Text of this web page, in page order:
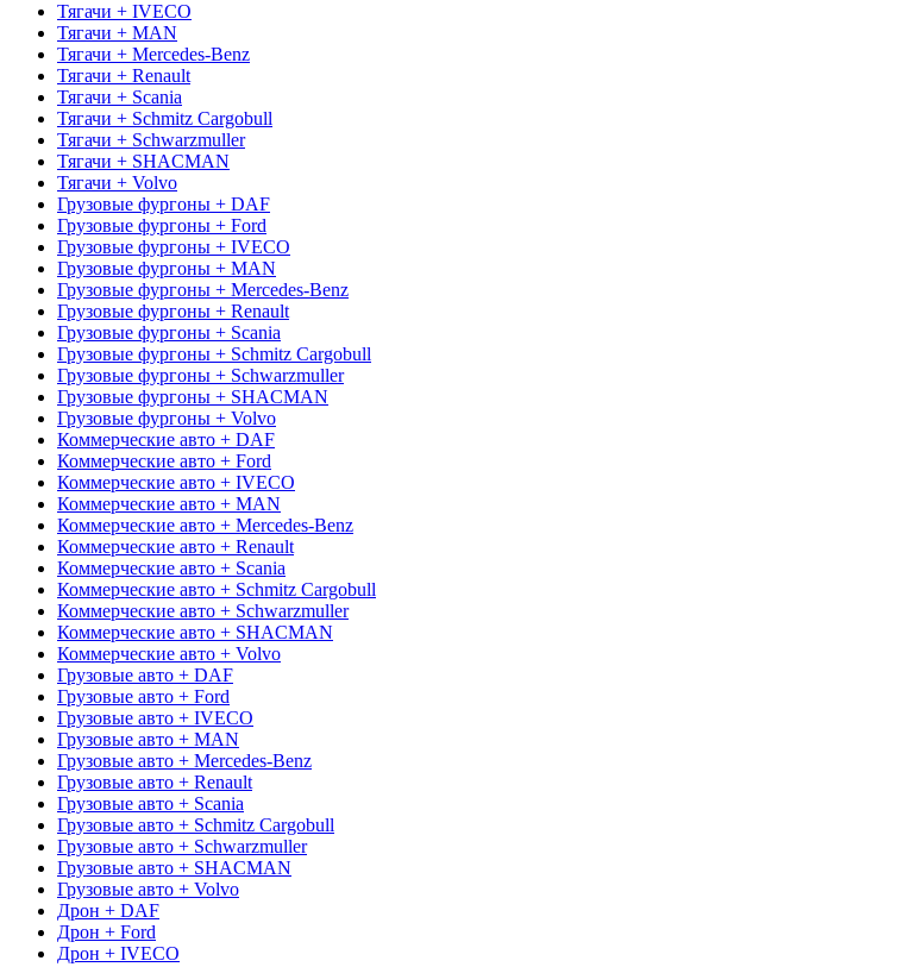
Тягачи + IVECO
Тягачи + MAN
Тягачи + Mercedes-Benz
Тягачи + Renault
Тягачи + Scania
Тягачи + Schmitz Cargobull
Тягачи + Schwarzmuller
Тягачи + SHACMAN
Тягачи + Volvo
Грузовые фургоны + DAF
Грузовые фургоны + Ford
Грузовые фургоны + IVECO
Грузовые фургоны + MAN
Грузовые фургоны + Mercedes-Benz
Грузовые фургоны + Renault
Грузовые фургоны + Scania
Грузовые фургоны + Schmitz Cargobull
Грузовые фургоны + Schwarzmuller
Грузовые фургоны + SHACMAN
Грузовые фургоны + Volvo
Коммерческие авто + DAF
Коммерческие авто + Ford
Коммерческие авто + IVECO
Коммерческие авто + MAN
Коммерческие авто + Mercedes-Benz
Коммерческие авто + Renault
Коммерческие авто + Scania
Коммерческие авто + Schmitz Cargobull
Коммерческие авто + Schwarzmuller
Коммерческие авто + SHACMAN
Коммерческие авто + Volvo
Грузовые авто + DAF
Грузовые авто + Ford
Грузовые авто + IVECO
Грузовые авто + MAN
Грузовые авто + Mercedes-Benz
Грузовые авто + Renault
Грузовые авто + Scania
Грузовые авто + Schmitz Cargobull
Грузовые авто + Schwarzmuller
Грузовые авто + SHACMAN
Грузовые авто + Volvo
Дрон + DAF
Дрон + Ford
Дрон + IVECO